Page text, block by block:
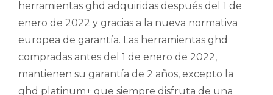
herramientas ghd adquiridas después del 1 de
enero de 2022 y gracias a la nueva normativa
europea de garantía. Las herramientas ghd
compradas antes del 1 de enero de 2022,
mantienen su garantía de 2 años, excepto la
ghd platinum+ que siempre disfruta de una